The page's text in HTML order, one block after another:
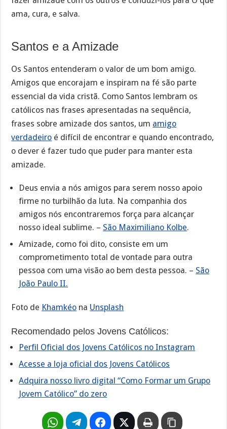
ama, cura, e salva.
Santos e a Amizade
Os Santos entenderam o valor de um bom amigo.
Amigos que encorajam e inspiram na fé são parte
essencial da vida cristã. Como Santos lembram os
católicos nas frases apresentadas na sequência,
frases sobre amizade dos santos, um amigo
verdadeiro é difícil de encontrar e quando encontrado,
o dever é fazer tudo que puder para manter esta
amizade.
Deus envia a nós amigos para serem nosso apoio
firme no turbilhão da luta. Na companhia dos
amigos nós encontraremos força para alcançar
nosso ideal sublime. – São Maximiliano Kolbe.
Amizade, como foi dito, consiste em um
comprometimento total de vontade para outra
pessoa com uma visão ao bem desta pessoa. – São
João Paulo II.
Foto de Khamkéo na Unsplash
Recomendado pelos Jovens Católicos:
Perfil Oficial dos Jovens Católicos no Instagram
Acesse a loja oficial dos Jovens Católicos
Adquira nosso livro digital “Como Formar um Grupo
Jovem Católico” do zero